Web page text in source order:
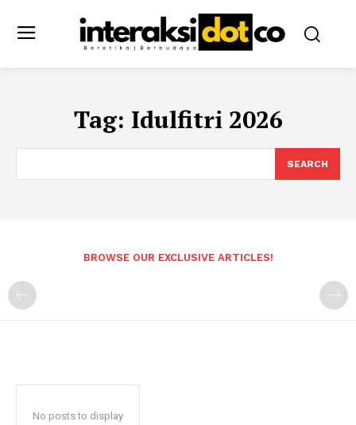
Tag: Idulfitri 2026
SEARCH
BROWSE OUR EXCLUSIVE ARTICLES!
No posts to display